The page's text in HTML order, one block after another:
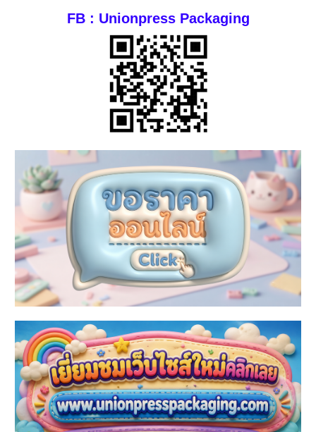
FB : Unionpress Packaging